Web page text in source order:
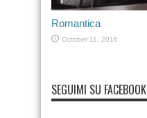
Romantica
October 11, 2016
SEGUIMI SU FACEBOOK